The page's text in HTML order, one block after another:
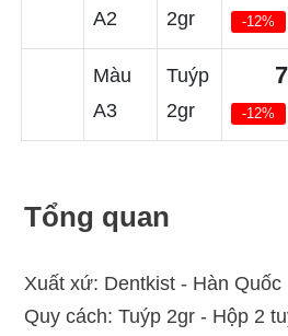
A2
2gr
-12%
Màu
A3
Tuýp
2gr
-12%
Tổng quan
Xuất xứ: Dentkist - Hàn Quốc
Quy cách: Tuýp 2gr - Hộp 2